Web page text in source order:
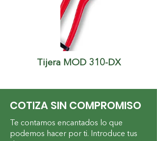
Tijera MOD 310-DX
COTIZA SIN COMPROMISO
Te contamos encantados lo que
podemos hacer por ti. Introduce tus